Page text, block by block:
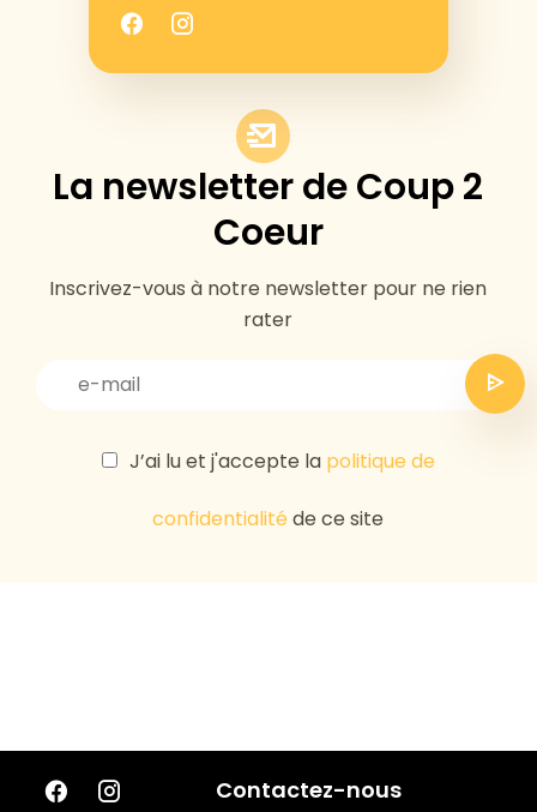
La newsletter de Coup 2
Coeur
Inscrivez-vous à notre newsletter pour ne rien
rater
J’ai lu et j'accepte la politique de
confidentialité de ce site
Contactez-nous